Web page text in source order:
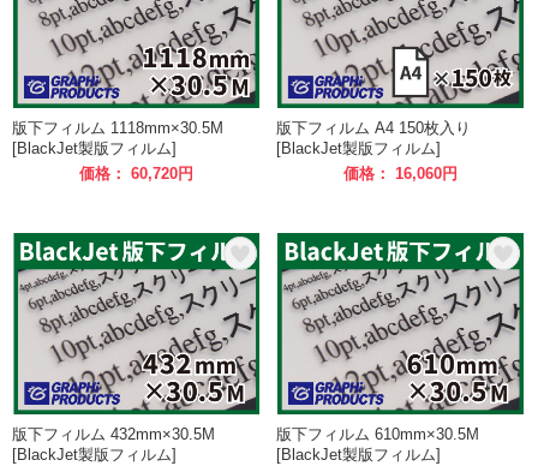
版下フィルム 1118mm×30.5M
[BlackJet製版フィルム]
価格： 60,720円
版下フィルム A4 150枚入り
[BlackJet製版フィルム]
価格： 16,060円
版下フィルム 432mm×30.5M
[BlackJet製版フィルム]
版下フィルム 610mm×30.5M
[BlackJet製版フィルム]